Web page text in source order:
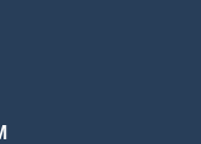
Facebook